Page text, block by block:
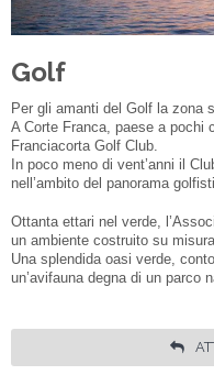
Lingua:
ENGLISH
Facebook
Golf
Per gli amanti del Golf la zona
A Corte Franca, paese a pochi
Franciacorta Golf Club.
In poco meno di vent’anni il
nell’ambito del panorama
Ottanta ettari nel verde,
un ambiente costruito su
Una splendida oasi verde,
un’avifauna degna di un parco